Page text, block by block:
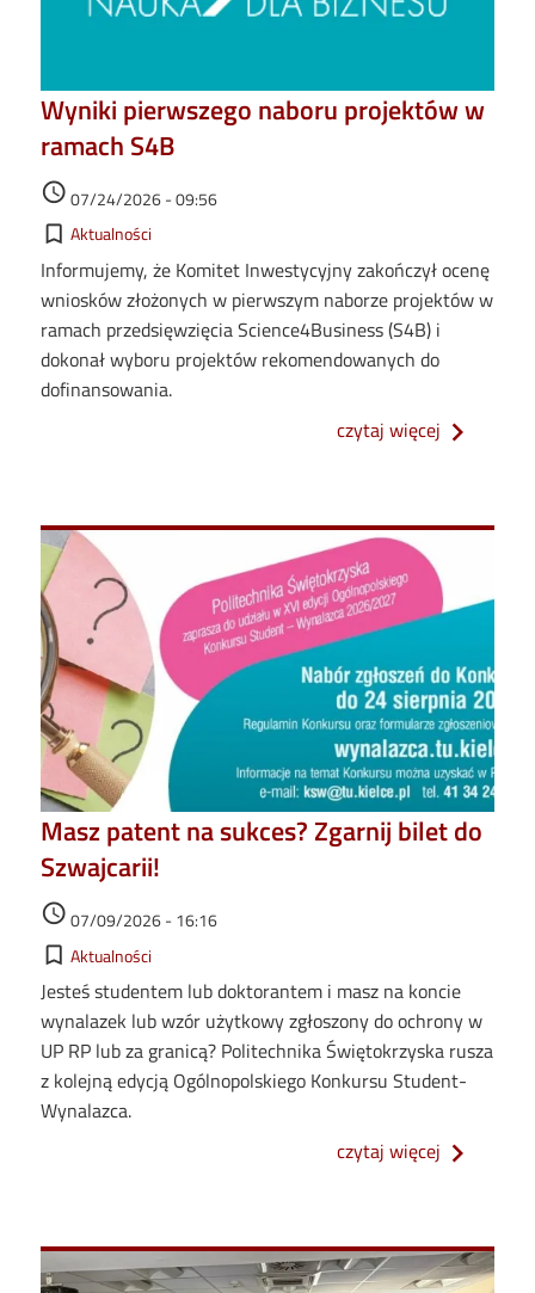
Wyniki pierwszego naboru projektów w
ramach S4B
access_time 07/24/2026 - 09:56
bookmark_border Kategorie
Aktualności
Informujemy, że Komitet Inwestycyjny zakończył ocenę
wniosków złożonych w pierwszym naborze projektów w
ramach przedsięwzięcia Science4Business (S4B) i
dokonał wyboru projektów rekomendowanych do
dofinansowania.
czytaj więcej o wyniki
Masz patent na sukces? Zgarnij bilet do
Szwajcarii!
access_time 07/09/2026 - 16:16
bookmark_border Kategorie
Aktualności
Jesteś studentem lub doktorantem i masz na koncie
wynalazek lub wzór użytkowy zgłoszony do ochrony w
UP RP lub za granicą? Politechnika Świętokrzyska rusza
z kolejną edycją Ogólnopolskiego Konkursu Student-
Wynalazca.
czytaj więcej o masz